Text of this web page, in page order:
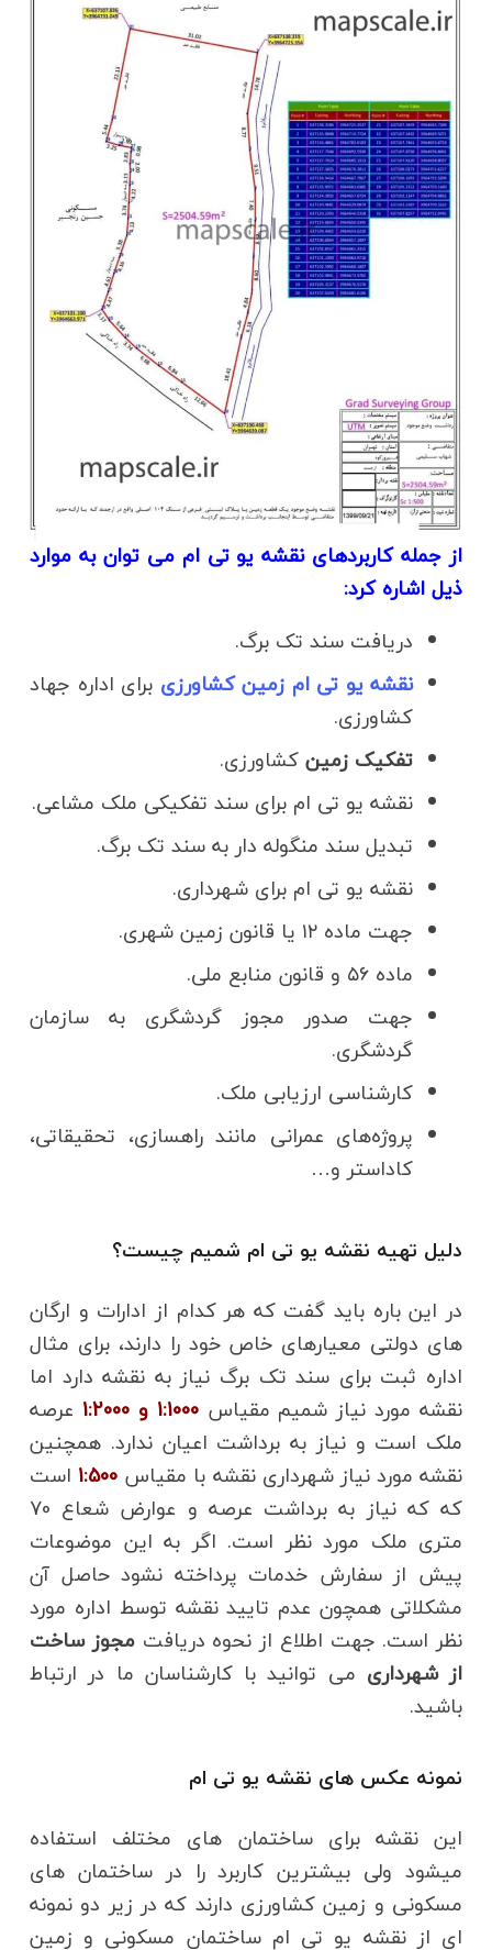
از جمله کاربردهای نقشه یو تی ام می توان به موارد
ذیل اشاره کرد:
دریافت سند تک برگ.
نقشه یو تی ام زمین کشاورزی برای اداره جهاد
کشاورزی.
تفکیک زمینکشاورزی.
نقشه یو تی ام برای سند تفکیکی ملک مشاعی.
تبدیل سند منگوله دار به سند تک برگ.
نقشه یو تی ام برای شهرداری.
جهت ماده ۱۲ یا قانون زمین شهری.
ماده ۵۶ و قانون منابع ملی.
جهت صدور مجوز گردشگری به سازمان
گردشگری.
کارشناسی ارزیابی ملک.
پروژه‌های عمرانی مانند راهسازی، تحقیقاتی،
کاداستر و…
دلیل تهیه نقشه یو تی ام شمیم چیست؟
در این باره باید گفت که هر کدام از ادارات و ارگان
های دولتی معیارهای خاص خود را دارند، برای مثال
اداره ثبت برای سند تک برگ نیاز به نقشه دارد اما
نقشه مورد نیاز شمیم مقیاس1:1000 و 1:2000
عرصه
ملک است و نیاز به برداشت اعیان ندارد. همچنین
نقشه مورد نیاز شهرداری نقشه با مقیاس 1:500 است
که که نیاز به برداشت عرصه و عوارض شعاع 70
متری ملک مورد نظر است. اگر به این موضوعات
پیش از سفارش خدمات پرداخته نشود حاصل آن
مشکلاتی همچون عدم تایید نقشه توسط اداره مورد
نظر است. جهت اطلاع از نحوه دریافتمجوز ساخت
از شهرداری می توانید با کارشناسان ما در ارتباط
باشید.
نمونه عکس های نقشه یو تی ام
این نقشه برای ساختمان های مختلف استفاده
میشود ولی بیشترین کاربرد را در ساختمان های
مسکونی و زمین کشاورزی دارند که در زیر دو نمونه
ای از نقشه یو تی ام ساختمان مسکونی و زمین